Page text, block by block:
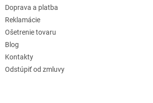
Doprava a platba
Reklamácie
Ošetrenie tovaru
Blog
Kontakty
Odstúpiť od zmluvy